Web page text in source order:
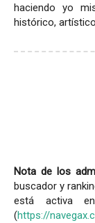
haciendo yo
histórico,
Nota de los
buscador y
está activa
(https://